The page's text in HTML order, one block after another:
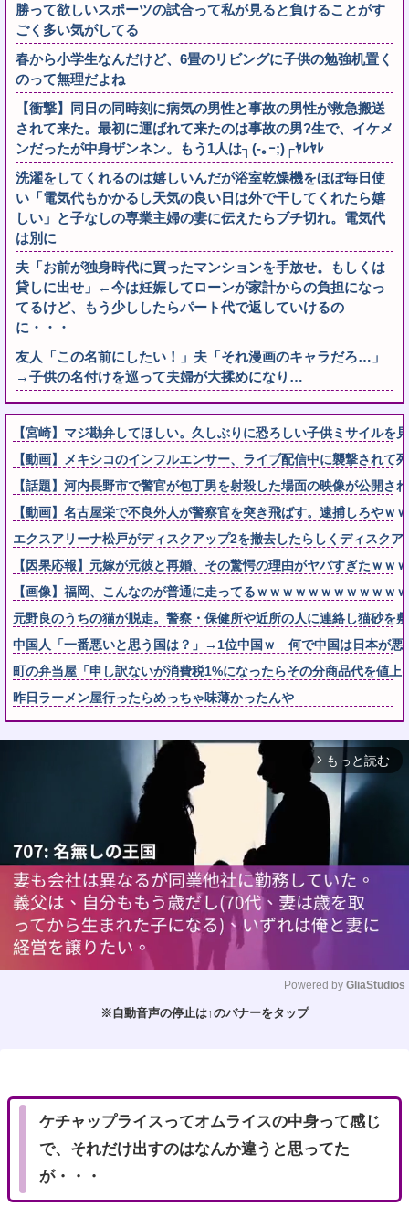
勝って欲しいスポーツの試合って私が見ると負けることがす
ごく多い気がしてる
春から小学生なんだけど、6畳のリビングに子供の勉強机置く
のって無理だよね
【衝撃】同日の同時刻に病気の男性と事故の男性が救急搬送
されて来た。最初に運ばれて来たのは事故の男?生で、イケメ
ンだったが中身ザンネン。もう1人は┐(-｡ｰ;)┌ﾔﾚﾔﾚ
洗濯をしてくれるのは嬉しいんだが浴室乾燥機をほぼ毎日使
い「電気代もかかるし天気の良い日は外で干してくれたら嬉
しい」と子なしの専業主婦の妻に伝えたらブチ切れ。電気代
は別に
夫「お前が独身時代に買ったマンションを手放せ。もしくは
貸しに出せ」←今は妊娠してローンが家計からの負担になっ
てるけど、もう少ししたらパート代で返していけるの
に・・・
友人「この名前にしたい！」夫「それ漫画のキャラだろ…」
→子供の名付けを巡って夫婦が大揉めになり…
【宮崎】マジ勘弁してほしい。久しぶりに恐ろしい子供ミサイルを
【動画】メキシコのインフルエンサー、ライブ配信中に襲撃されて
【話題】河内長野市で警官が包丁男を射殺した場面の映像が公開さ
【動画】名古屋栄で不良外人が警察官を突き飛ばす。逮捕しろやｗ
エクスアリーナ松戸がディスクアップ2を撤去したらしくディスク
【因果応報】元嫁が元彼と再婚、その驚愕の理由がヤバすぎたｗｗ
【画像】福岡、こんなのが普通に走ってるｗｗｗｗｗｗｗｗｗｗｗ
元野良のうちの猫が脱走。警察・保健所や近所の人に連絡し猫砂を
中国人「一番悪いと思う国は？」→1位中国ｗ 何で中国は日本が悪
町の弁当屋「申し訳ないが消費税1%になったらその分商品代を値上
昨日ラーメン屋行ったらめっちゃ味薄かったんや
arrow_forward_ios もっと読む
Powered by GliaStudios
※自動音声の停止は↑のバナーをタップ
ケチャップライスってオムライスの中身って感じ
で、それだけ出すのはなんか違うと思ってた
が・・・